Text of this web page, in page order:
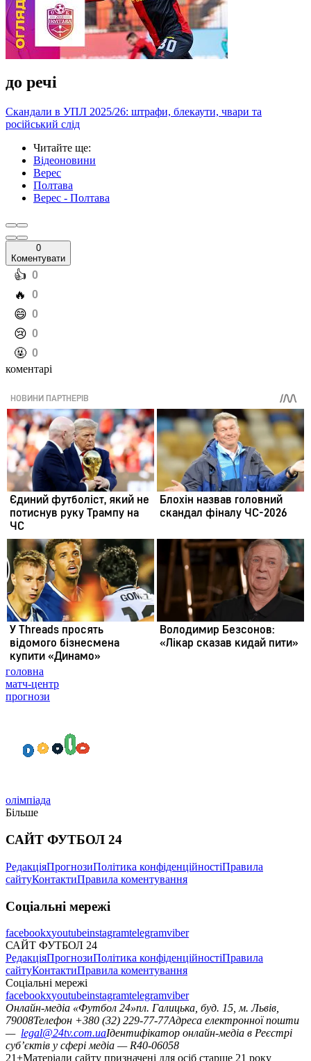
до речі
Скандали в УПЛ 2025/26: штрафи, блекаути, чвари та
російський слід
Читайте ще:
Відеоновини
Верес
Полтава
Верес - Полтава
0
Коментувати
️👍 0
️🔥 0
️😄 0
️😢 0
️🤬 0
коментарі
головна
матч-центр
прогнози
олімпіада
Більше
САЙТ ФУТБОЛ 24
РедакціяПрогнозиПолітика конфіденційностіПравила
сайтуКонтактиПравила коментування
Соціальні мережі
facebookxyoutubeinstagramtelegramviber
САЙТ ФУТБОЛ 24
РедакціяПрогнозиПолітика конфіденційностіПравила
сайтуКонтактиПравила коментування
Соціальні мережі
facebookxyoutubeinstagramtelegramviber
Онлайн-медіа «Футбол 24»пл. Галицька, буд. 15, м. Львів,
79008Телефон +380 (32) 229-77-77Адреса електронної пошти
— legal@24tv.com.uaІдентифікатор онлайн-медіа в Реєстрі
суб’єктів у сфері медіа — R40-06058
21+Матеріали сайту призначені для осіб старше 21 року